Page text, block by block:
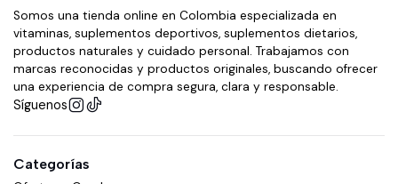
Somos una tienda online en Colombia especializada en
vitaminas, suplementos deportivos, suplementos dietarios,
productos naturales y cuidado personal. Trabajamos con
marcas reconocidas y productos originales, buscando ofrecer
una experiencia de compra segura, clara y responsable.
Síguenos
Categorías